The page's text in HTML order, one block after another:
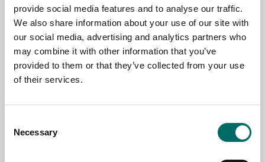
provide social media features and to analyse our traffic.
We also share information about your use of our site with
our social media, advertising and analytics partners who
may combine it with other information that you’ve
provided to them or that they’ve collected from your use
of their services.
Selection
Necessary
SELECT COUNTRY